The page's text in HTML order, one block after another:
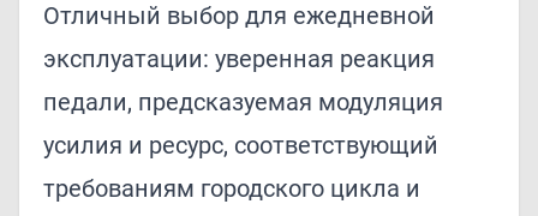
Отличный выбор для ежедневной
эксплуатации: уверенная реакция
педали, предсказуемая модуляция
усилия и ресурс, соответствующий
требованиям городского цикла и